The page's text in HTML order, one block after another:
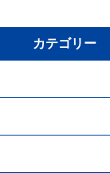
カテゴリー